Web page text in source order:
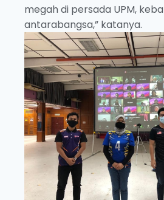
megah di persada UPM,
antarabangsa,” katanya.